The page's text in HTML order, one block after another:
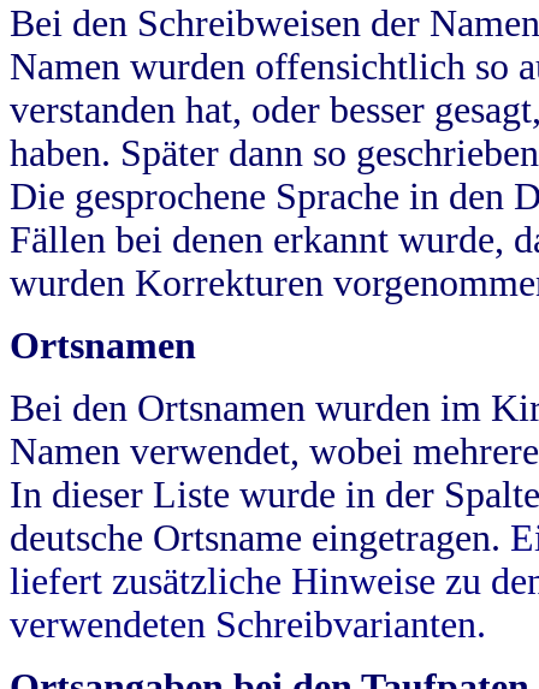
Bei den Schreibweisen der
Namen wurden offensichtlich so
verstanden hat, oder besser
haben. Später dann so
Die gesprochene Sprache in
Fällen bei denen erkannt wurde,
wurden Korrekturen
Ortsnamen
Bei den Ortsnamen wurden im
Namen verwendet, wobei
In dieser Liste wurde in der
deutsche Ortsname eingetragen.
liefert zusätzliche Hinweise zu
verwendeten Schreibvarianten.